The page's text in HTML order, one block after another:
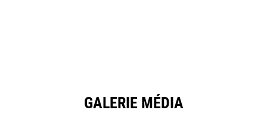
GALERIE MÉDIA